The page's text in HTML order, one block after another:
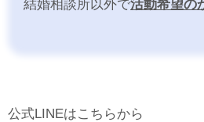
結婚相談所以外で活動希望の
公式LINEはこちらから